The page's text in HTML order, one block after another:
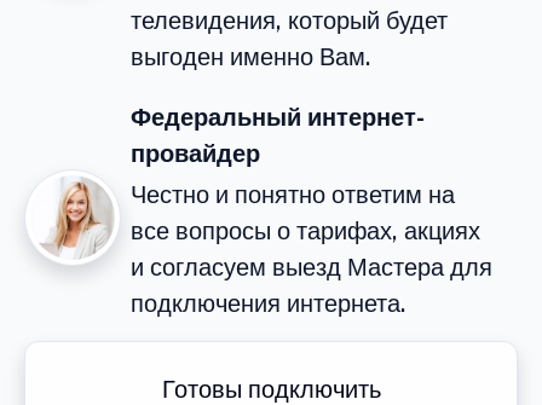
телевидения, который будет
выгоден именно Вам.
Федеральный интернет-
провайдер
Честно и понятно ответим на
все вопросы о тарифах, акциях
и согласуем выезд Мастера для
подключения интернета.
Готовы подключить